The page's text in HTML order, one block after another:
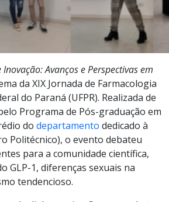
Avanços e Perspectivas em
da XIX Jornada de Farmacologia
do Paraná (UFPR). Realizada de
Programa de Pós-graduação em
do departamento dedicado à
Politécnico), o evento debateu
para a comunidade científica,
GLP-1, diferenças sexuais na
tendencioso.